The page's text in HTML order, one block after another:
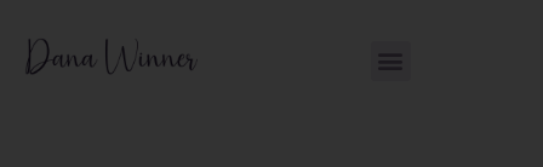
inhoud
naar